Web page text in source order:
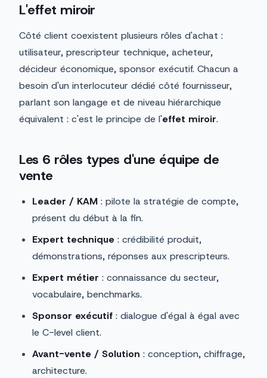
L'effet miroir
Côté client coexistent plusieurs rôles d'achat :
utilisateur, prescripteur technique, acheteur,
décideur économique, sponsor exécutif. Chacun a
besoin d'un interlocuteur dédié côté fournisseur,
parlant son langage et de niveau hiérarchique
équivalent : c'est le principe de l'effet miroir.
Les 6 rôles types d'une équipe de
vente
Leader / KAM : pilote la stratégie de compte,
présent du début à la fin.
Expert technique : crédibilité produit,
démonstrations, réponses aux prescripteurs.
Expert métier : connaissance du secteur,
vocabulaire, benchmarks.
Sponsor exécutif : dialogue d'égal à égal avec
le C-level client.
Avant-vente / Solution : conception, chiffrage,
architecture.